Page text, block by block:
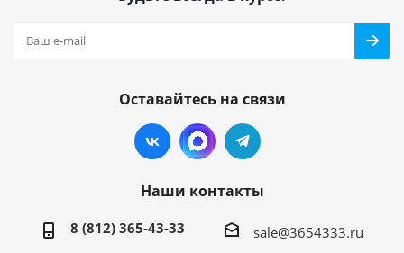
Оставайтесь на связи
Наши контакты
8 (812) 365-43-33 sale@3654333.ru